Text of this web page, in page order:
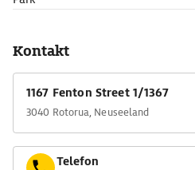
Kontakt
1167 Fenton Street 1/1367
3040 Rotorua, Neuseeland
Telefon